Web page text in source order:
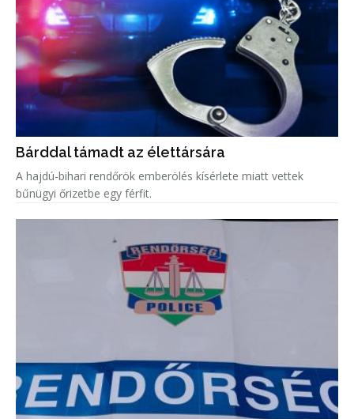
Bárddal támadt az élettársára
A hajdú-bihari rendőrök emberölés kísérlete miatt vettek
bűnügyi őrizetbe egy férfit.